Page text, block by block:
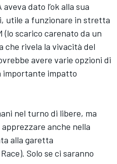
dato l’ok alla sua
utile a funzionare in stretta
(lo scarico carenato da un
rivela la vivacità del
avere varie opzioni di
importante impatto
nel turno di libere, ma
apprezzare anche nella
alla garetta
Solo se ci saranno